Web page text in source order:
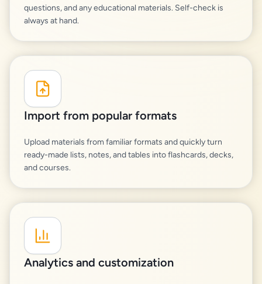
questions, and any educational materials. Self-check is
always at hand.
Import from popular formats
Upload materials from familiar formats and quickly turn
ready-made lists, notes, and tables into flashcards, decks,
and courses.
Analytics and customization